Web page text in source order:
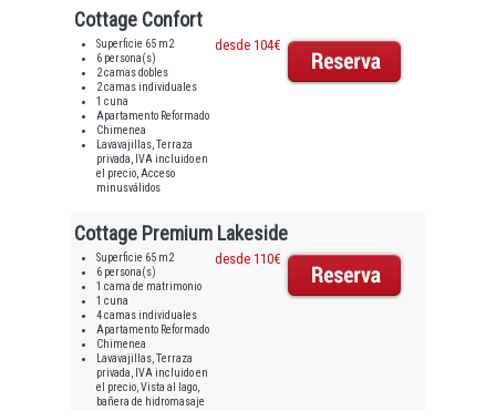
Cottage Confort
Superficie 65 m2
6 persona(s)
2 camas dobles
2 camas individuales
1 cuna
Apartamento Reformado
Chimenea
Lavavajillas, Terraza
privada, IVA incluido en
el precio, Acceso
minusválidos
desde 104€
Cottage Premium Lakeside
Superficie 65 m2
6 persona(s)
1 cama de matrimonio
1 cuna
4 camas individuales
Apartamento Reformado
Chimenea
Lavavajillas, Terraza
privada, IVA incluido en
el precio, Vista al lago,
bañera de hidromasaje
desde 110€